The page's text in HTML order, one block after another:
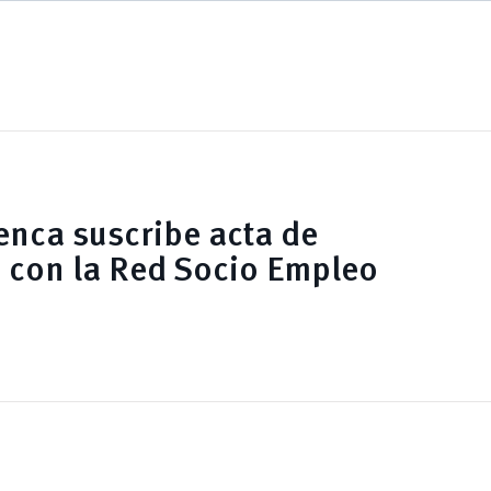
suscribe acta de
la Red Socio Empleo